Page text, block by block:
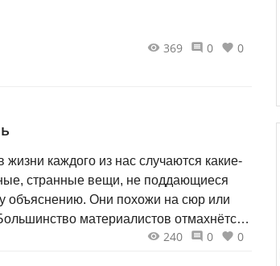
369 0 0
жизни каждого из нас случаются какие-
странные вещи, не поддающиеся
объяснению. Они похожи на сюр или
материалистов отмахнётся
— и пойдёт дальше. Но мне
240 0
0